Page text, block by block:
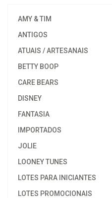
AMY & TIM
ANTIGOS
ATUAIS / ARTESANAIS
BETTY BOOP
CARE BEARS
DISNEY
FANTASIA
IMPORTADOS
JOLIE
LOONEY TUNES
LOTES PARA INICIANTES
LOTES PROMOCIONAIS